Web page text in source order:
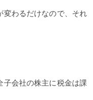
変わるだけなので、それ
子会社の株主に税金は課